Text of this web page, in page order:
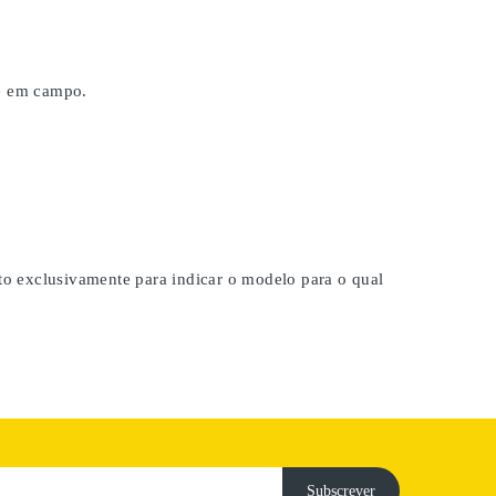
campo.
exclusivamente para indicar o modelo para o qual